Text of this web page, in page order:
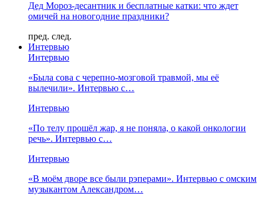
Дед Мороз-десантник и бесплатные катки: что ждет
омичей на новогодние праздники?
пред. след.
Интервью
Интервью
«Была сова с черепно-мозговой травмой, мы её
вылечили». Интервью с…
Интервью
«По телу прошёл жар, я не поняла, о какой онкологии
речь». Интервью с…
Интервью
«В моём дворе все были рэперами». Интервью с омским
музыкантом Александром…